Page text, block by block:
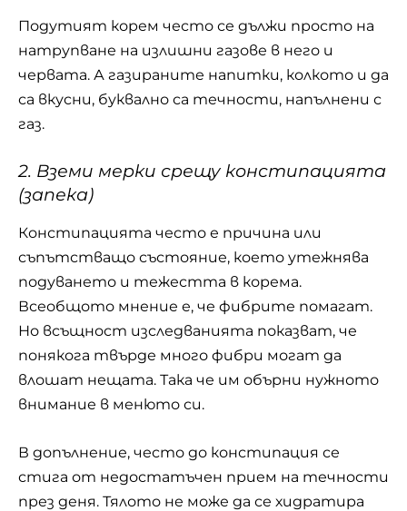
Подутият корем често се дължи просто на
натрупване на излишни газове в него и
червата. А газираните напитки, колкото и да
са вкусни, буквално са течности, напълнени с
газ.
2. Вземи мерки срещу констипацията
(запека)
Констипацията често е причина или
съпътстващо състояние, което утежнява
подуването и тежестта в корема.
Всеобщото мнение е, че фибрите помагат.
Но всъщност изследванията показват, че
понякога твърде много фибри могат да
влошат нещата. Така че им обърни нужното
внимание в менюто си.
В допълнение, често до констипация се
стига от недостатъчен прием на течности
през деня. Тялото не може да се хидратира